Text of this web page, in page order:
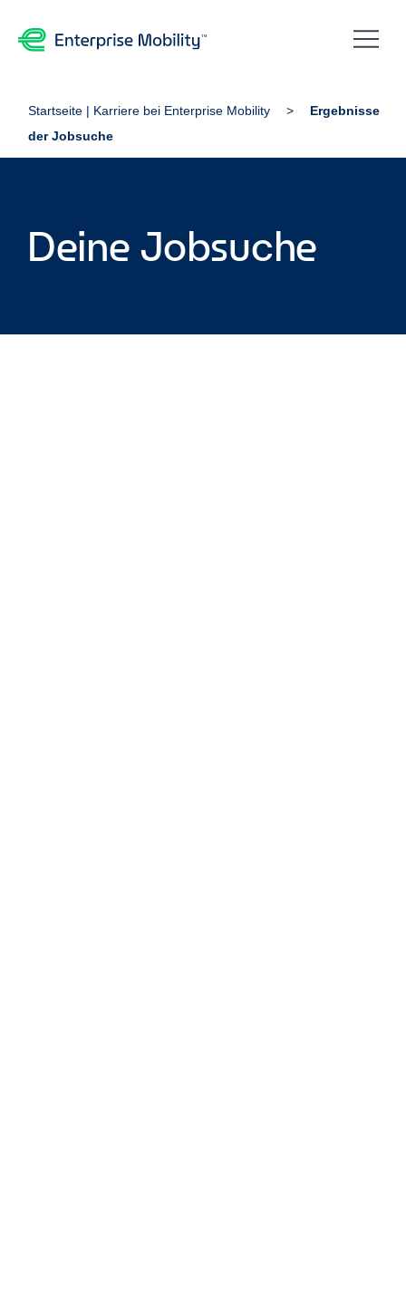
Startseite | Karriere bei Enterprise Mobility
Ergebnisse
der Jobsuche
Deine Jobsuche